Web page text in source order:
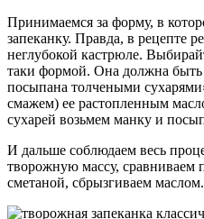
Принимаемся за форму, в
запеканку. Правда, в рецепте
неглубокой кастрюле.
таки формой. Она должна быть
посыпана толчеными
смажем) ее растопленным
сухарей возьмем манку и
И дальше соблюдаем весь
творожную массу, сравниваем
сметаной, сбрызгиваем маслом.